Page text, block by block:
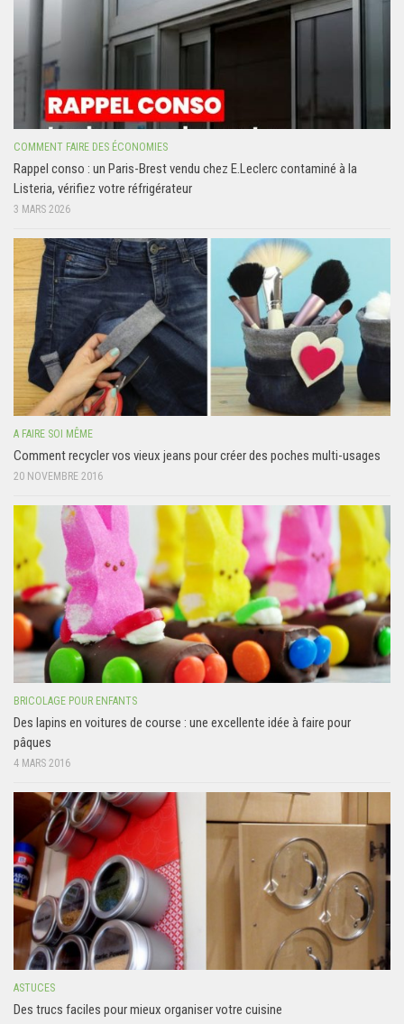
COMMENT FAIRE DES ÉCONOMIES
Rappel conso : un Paris-Brest vendu chez E.Leclerc contaminé à la
Listeria, vérifiez votre réfrigérateur
3 MARS 2026
A FAIRE SOI MÊME
Comment recycler vos vieux jeans pour créer des poches multi-usages
20 NOVEMBRE 2016
BRICOLAGE POUR ENFANTS
Des lapins en voitures de course : une excellente idée à faire pour
pâques
4 MARS 2016
ASTUCES
Des trucs faciles pour mieux organiser votre cuisine